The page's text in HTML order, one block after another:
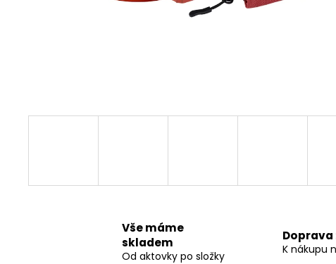
Vše máme
skladem
Od aktovky po složky
K nákupu